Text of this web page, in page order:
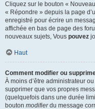
Cliquez sur le bouton «
« Répondre » depuis la page
enregistré pour écrire un
affichée en bas de page des
nouveaux sujets, Vous pouvez
Haut
Comment modifier ou
À moins d’être administrateur
supprimer que vos propres
(quelquefois dans une durée
bouton modifierdu message